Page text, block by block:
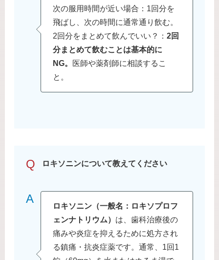
次の服用時間が近い場合：1回分を
飛ばし、次の時間に通常通り飲む。
2回分をまとめて飲んでいい？：2回
分まとめて飲むことは基本的に
NG。 医師や薬剤師に相談するこ
と。
Q ロキソニンについて教えてください
A
ロキソニン（一般名：ロキソプロフ
ェンナトリウム） は、歯科治療後の
痛みや炎症を抑えるために処方され
る鎮痛・抗炎症薬です。通常、1回1